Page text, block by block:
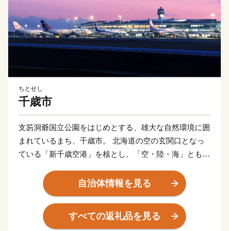
ちとせし
千歳市
支笏洞爺国立公園をはじめとする、雄大な自然環境に囲
まれているまち、千歳市。 北海道の空の玄関口となっ
ている「新千歳空港」を核とし、「空・陸・海」ともに
ます。 また、市内11カ所の工業団地には、多くの企業
が立地しているほか、石狩管内一の生産額を誇る農業地
域が広がり、自然や産業、そして都市環境が調和してお
り、今なお、成長を続けています。
自治体情報を見る
すべての返礼品を見る